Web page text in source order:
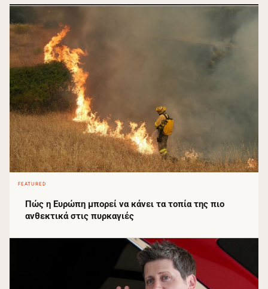
FEATURED
Πώς η Ευρώπη μπορεί να κάνει τα τοπία της πιο
ανθεκτικά στις πυρκαγιές